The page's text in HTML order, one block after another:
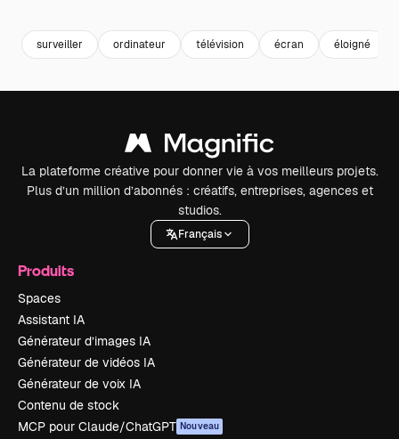
surveiller ordinateur télévision écran éloigné
La plateforme créative pour donner vie à vos meilleurs projets.
Plus d’un million d’abonnés : créatifs, entreprises, agences et
studios.
Français
Produits
Spaces
Assistant IA
Générateur d’images IA
Générateur de vidéos IA
Générateur de voix IA
Contenu de stock
MCP pour Claude/ChatGPT Nouveau